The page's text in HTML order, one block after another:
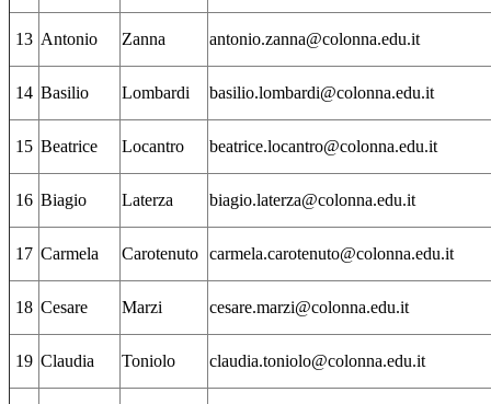
13 Antonio Zanna antonio.zanna@colonna.edu.it
14 Basilio Lombardi basilio.lombardi@colonna.edu.it
15 Beatrice Locantro beatrice.locantro@colonna.edu.it
16 Biagio Laterza biagio.laterza@colonna.edu.it
17 Carmela Carotenuto carmela.carotenuto@colonna.edu.it
18 Cesare Marzi cesare.marzi@colonna.edu.it
19 Claudia Toniolo claudia.toniolo@colonna.edu.it